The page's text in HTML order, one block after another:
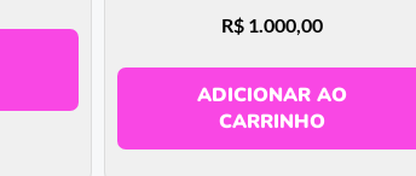
R$1.000,00
ADICIONAR AO
CARRINHO